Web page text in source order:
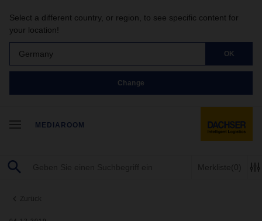
Select a different country, or region, to see specific content for
your location!
Germany OK
Change
MEDIAROOM
Merkliste(0)
Zurück